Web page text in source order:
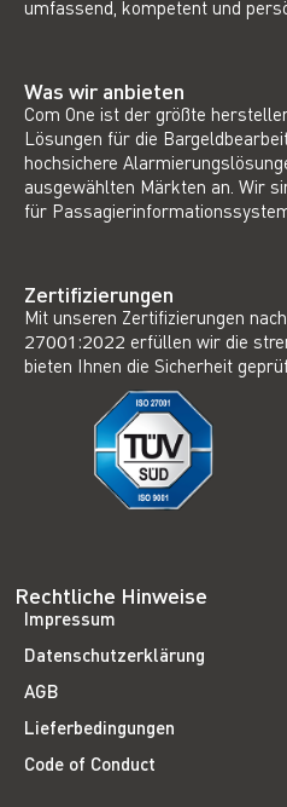
umfassend, kompetent und
Was wir anbieten
Com One ist der größte
Lösungen für die
hochsichere
ausgewählten Märkten an. Wir
für
Zertifizierungen
Mit unseren Zertifizierungen nach
27001:2022 erfüllen wir die
bieten Ihnen die Sicherheit
Rechtliche Hinweise
Impressum
Datenschutzerklärung
AGB
Lieferbedingungen
Code of Conduct